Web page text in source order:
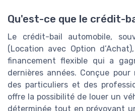
Qu'est-ce que le crédit-
Le crédit-bail automobile,
(Location avec Option
financement flexible qui a
dernières années. Conçue pour
des particuliers et des
offre la possibilité de louer un
déterminée tout en prévoyant